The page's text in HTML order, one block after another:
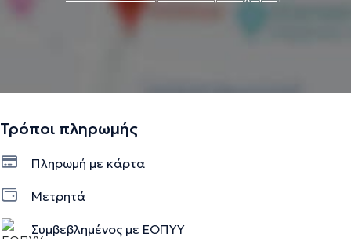
Τρόποι πληρωμής
Πληρωμή με κάρτα
Μετρητά
Συμβεβλημένος με ΕΟΠΥΥ